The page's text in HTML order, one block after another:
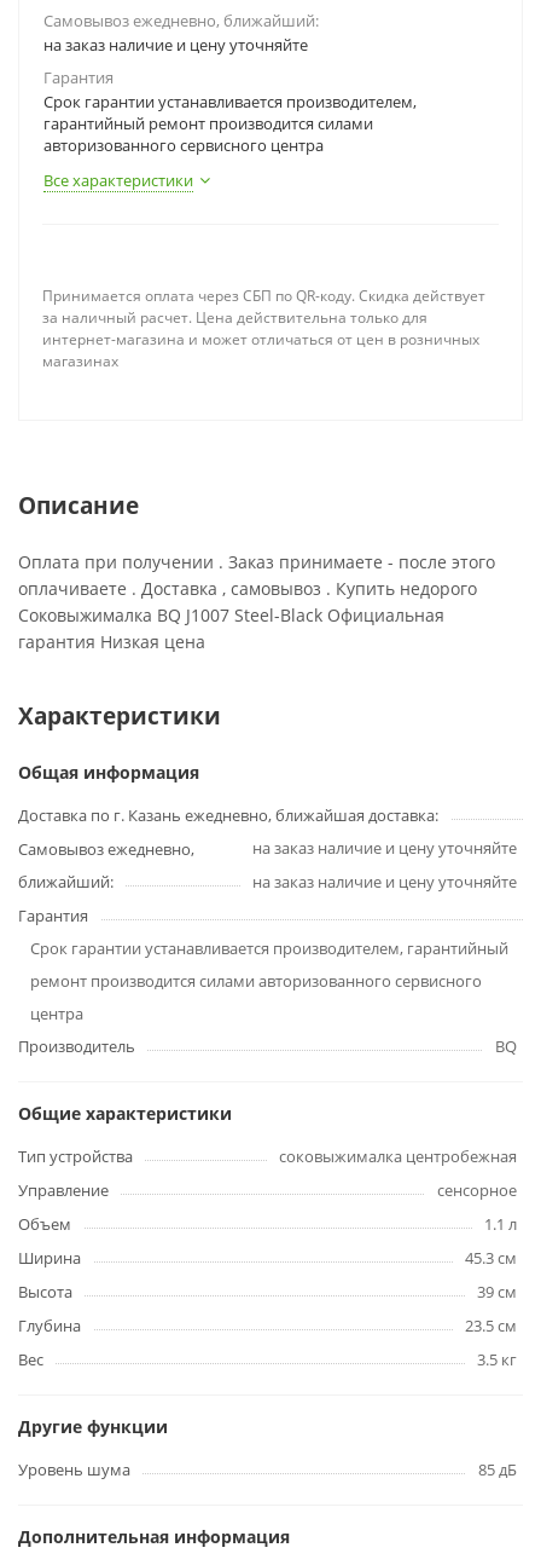
Самовывоз ежедневно, ближайший:
на заказ наличие и цену уточняйте
Гарантия
Срок гарантии устанавливается производителем,
гарантийный ремонт производится силами
авторизованного сервисного центра
Все характеристики
Принимается оплата через СБП по QR-коду. Скидка действует
за наличный расчет. Цена действительна только для
интернет-магазина и может отличаться от цен в розничных
магазинах
Описание
Оплата при получении . Заказ принимаете - после этого
оплачиваете . Доставка , самовывоз . Купить недорого
Соковыжималка BQ J1007 Steel-Black Официальная
гарантия Низкая цена
Характеристики
Общая информация
Доставка по г. Казань ежедневно, ближайшая доставка:
на заказ наличие и цену уточняйте
Самовывоз ежедневно,
ближайший:
на заказ наличие и цену уточняйте
Гарантия
Срок гарантии устанавливается производителем, гарантийный
ремонт производится силами авторизованного сервисного
центра
Производитель
BQ
Общие характеристики
Тип устройства
соковыжималка центробежная
Управление
сенсорное
Объем
1.1 л
Ширина
45.3 см
Высота
39 см
Глубина
23.5 см
Вес
3.5 кг
Другие функции
Уровень шума 85 дБ
Дополнительная информация